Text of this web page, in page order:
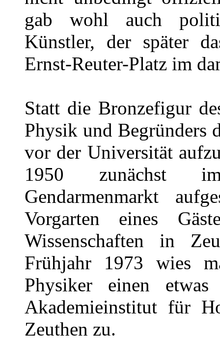
gab wohl auch
Künstler, der später
Ernst-Reuter-Platz im
Statt die Bronzefigur
Physik und Begründers
vor der Universität
1950 zunächst
Gendarmenmarkt
Vorgarten eines
Wissenschaften in
Frühjahr 1973 wies
Physiker einen
Akademieinstitut für
Zeuthen zu.